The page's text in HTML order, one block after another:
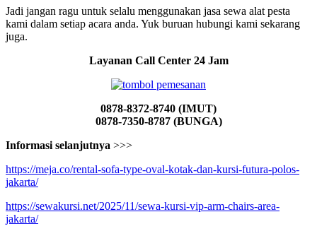
Jadi jangan ragu untuk selalu menggunakan jasa sewa alat pesta
kami dalam setiap acara anda. Yuk buruan hubungi kami sekarang
juga.
Layanan Call Center 24 Jam
0878-8372-8740 (IMUT)
0878-7350-8787 (BUNGA)
Informasi selanjutnya >>>
https://meja.co/rental-sofa-type-oval-kotak-dan-kursi-futura-polos-
jakarta/
https://sewakursi.net/2025/11/sewa-kursi-vip-arm-chairs-area-
jakarta/